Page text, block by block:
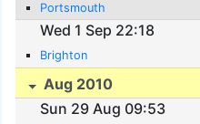
Portsmouth
Wed 1 Sep 22:18
Brighton
Aug 2010
Sun 29 Aug 09:53